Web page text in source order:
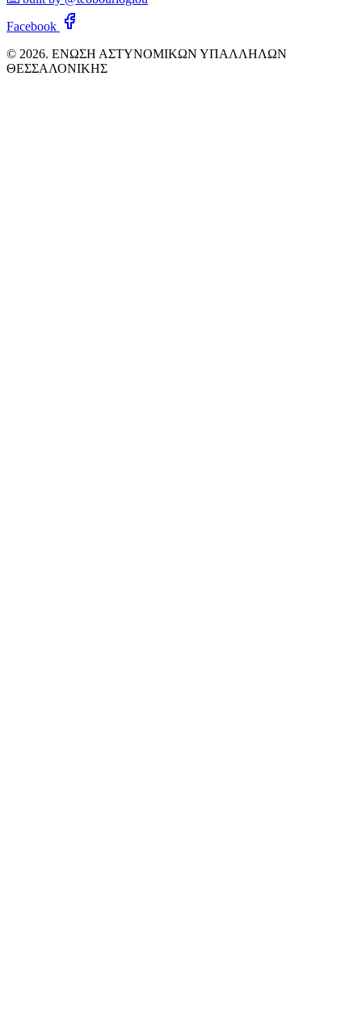
Facebook
© 2026. ΕΝΩΣΗ ΑΣΤΥΝΟΜΙΚΩΝ ΥΠΑΛΛΗΛΩΝ
ΘΕΣΣΑΛΟΝΙΚΗΣ